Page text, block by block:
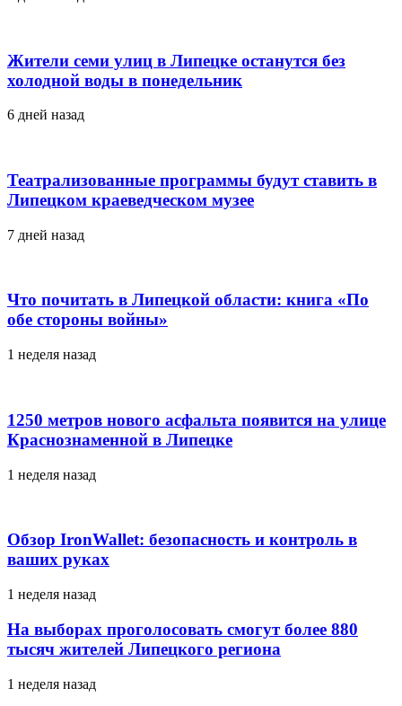
Жители семи улиц в Липецке останутся без
холодной воды в понедельник
6 дней назад
Театрализованные программы будут ставить в
Липецком краеведческом музее
7 дней назад
Что почитать в Липецкой области: книга «По
обе стороны войны»
1 неделя назад
1250 метров нового асфальта появится на улице
Краснознаменной в Липецке
1 неделя назад
Обзор IronWallet: безопасность и контроль в
ваших руках
1 неделя назад
На выборах проголосовать смогут более 880
тысяч жителей Липецкого региона
1 неделя назад